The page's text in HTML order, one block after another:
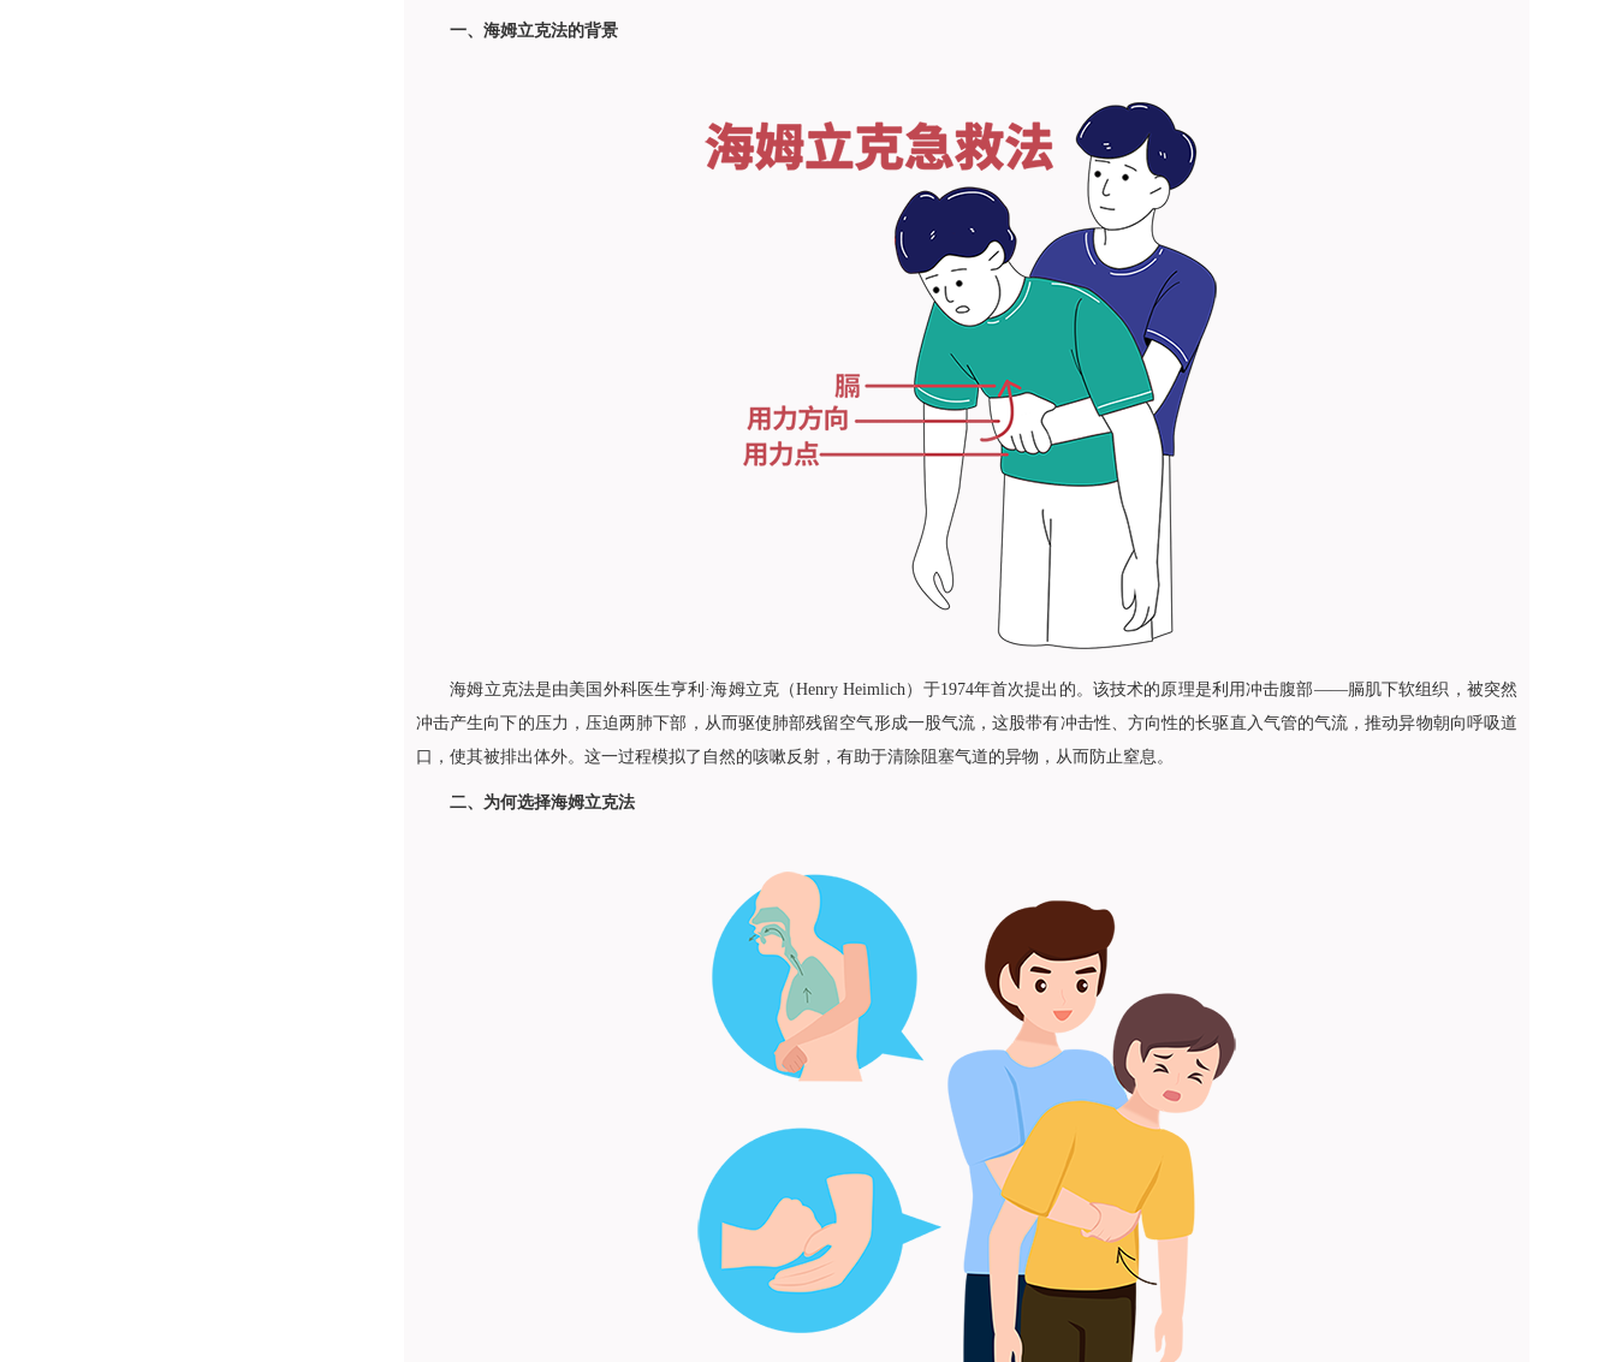
一、海姆立克法的背景
海姆立克法是由美国外科医生亨利·海姆立克（Henry Heimlich）于1974年首次提出的。该技术的原理是利用冲击腹部——膈肌下软组织，被突然
冲击产生向下的压力，压迫两肺下部，从而驱使肺部残留空气形成一股气流，这股带有冲击性、方向性的长驱直入气管的气流，推动异物朝向呼吸道
口，使其被排出体外。这一过程模拟了自然的咳嗽反射，有助于清除阻塞气道的异物，从而防止窒息。
二、为何选择海姆立克法